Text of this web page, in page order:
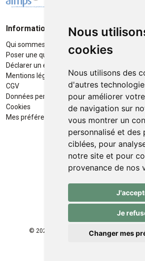
Nous
cookies
Nous utilisons des
d'autres
pour améliorer
de navigation sur
vous montrer un
personnalisé et des
ciblées, pour
notre site et pour
provenance de nos
Je
Changer mes
Informations
Qui sommes-nous ?
Poser une question
Déclarer un effet indésirable
Mentions légales
CGV
Données personnelles
Cookies
Mes préférences Cookies
Retrait
Retrait
avec :
Service
et
© 2026 Pharmacie des Franchises